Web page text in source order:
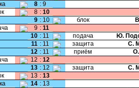
8 : 9
8 : 10
9 : 10 блок
9 : 11
10 : 11 подача Ю.
11 : 11 защита С.
12 : 11 приём
12 : 12
13 : 12 защита С.
13 : 13
14 : 13